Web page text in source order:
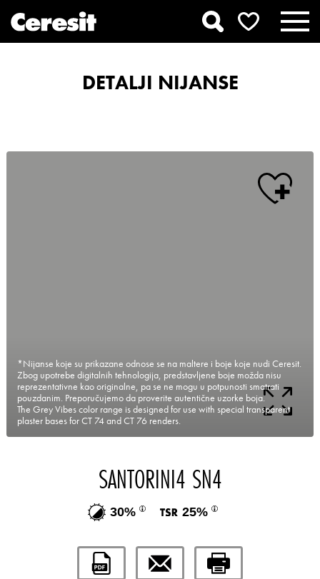
DETALJI NIJANSE
*Nijanse koje su prikazane odnose se na maltere i boje koje nudi Ceresit.
Zbog upotrebe digitalnih tehnologija, predstavljene boje možda nisu
reprezentativne kao originalne, pa se ne mogu u potpunosti smatrati
pouzdanim. Preporučujemo da proverite autentične uzorke boja.
The Grey Vibes color range is designed for use with special transparent
plaster bases for CT 74 and CT 76 renders.
SANTORINI4 SN4
30% 25%